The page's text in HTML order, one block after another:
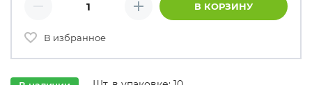
Плюс В КОРЗИНУ
В избранное